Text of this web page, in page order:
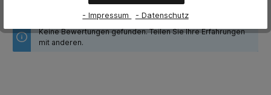
Keine Bewertungen gefunden. Teilen Sie Ihre Erfahrungen
mit anderen.
- Impressum - Datenschutz